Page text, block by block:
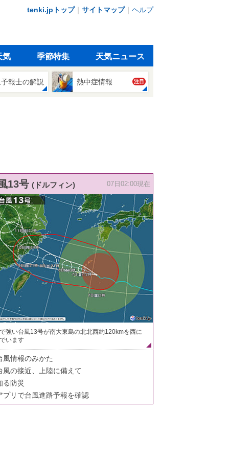
tenki.jpトップ｜ サイトマップ｜ ヘルプ
気 季節特集 天気ニュース
報士の解説 熱中症情報 注目
13号 (ドルフィン) 07日02:00現在
強い台風13号が南大東島の北北西約120kmを西に
います
風情報のみかた
風の接近、上陸に備えて
る防災
プリで台風進路予報を確認